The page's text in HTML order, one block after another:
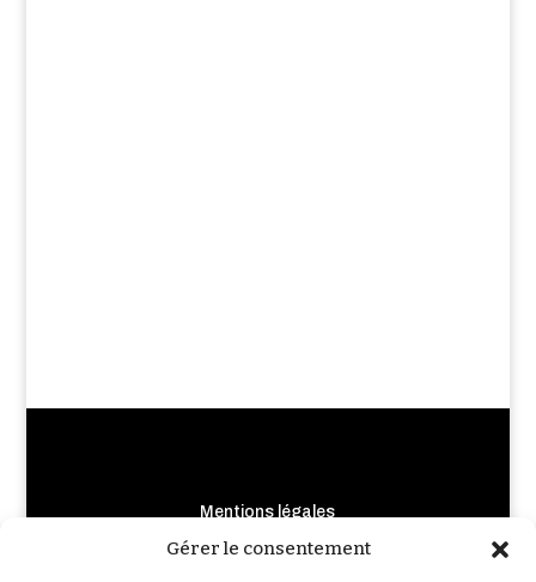
Gérer le consentement
Mentions légales
Crédits photo et illustrations